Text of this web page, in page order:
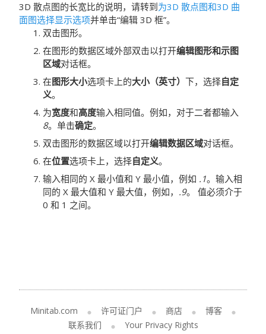
3D 散点图的长宽比的说明，请转到为3D 散点图和3D 曲
面图选择显示选项并单击“编辑 3D 框”。
双击图形。
在图形的数据区域外部双击以打开编辑图形和示图
区域对话框。
在图形大小选项卡上的大小（英寸） 下，选择自定
义。
为宽度和高度输入相同值。例如，对于二者都输入
8。单击确定。
双击图形的数据区域以打开编辑数据区域对话框。
在位置选项卡上，选择自定义。
输入相同的 X 最小值和 Y 最小值，例如 .1。输入相
同的 X 最大值和 Y 最大值，例如， .9。
值必须介于
0 和 1 之间。
Minitab.com 许可证门户 商店
博客
联系我们
Your Privacy Rights